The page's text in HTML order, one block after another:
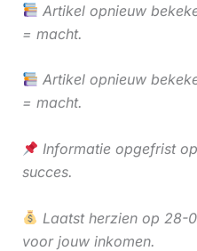
Artikel opnieuw
= macht.
Artikel opnieuw
= macht.
Informatie opgefrist
succes.
Laatst herzien op 28-
voor jouw inkomen.